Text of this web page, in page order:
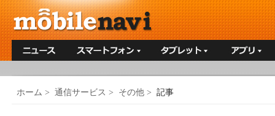
ホーム > 通信サービス > その他 > 記事